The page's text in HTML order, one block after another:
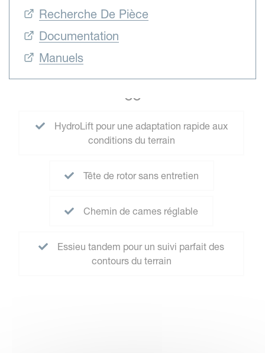
Recherche De Pièce
Documentation
Manuels
CC
HydroLift pour une adaptation rapide aux
conditions du terrain
Tête de rotor sans entretien
Chemin de cames réglable
Essieu tandem pour un suivi parfait des
contours du terrain